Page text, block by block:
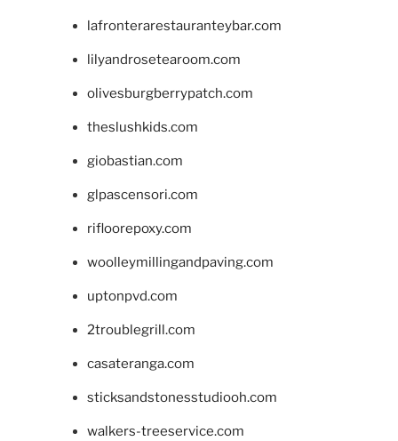
lafronterarestauranteybar.com
lilyandrosetearoom.com
olivesburgberrypatch.com
theslushkids.com
giobastian.com
glpascensori.com
rifloorepoxy.com
woolleymillingandpaving.com
uptonpvd.com
2troublegrill.com
casateranga.com
sticksandstonesstudiooh.com
walkers-treeservice.com